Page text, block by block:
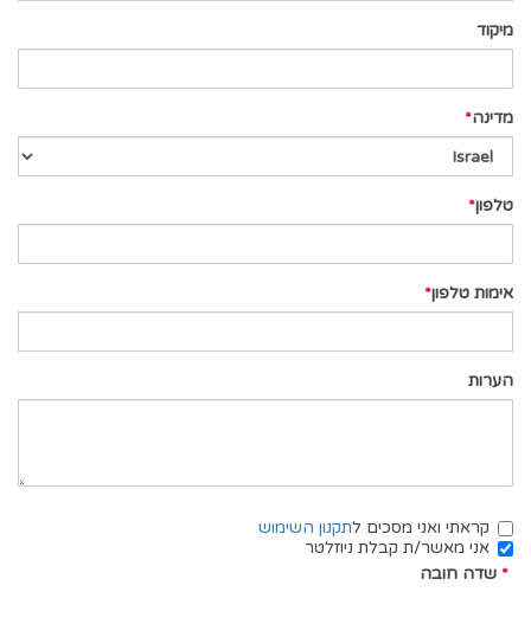
מיקוד
מדינה
טלפון
אימות טלפון
הערות
קראתי ואני מסכים לתקנון השימוש
אני מאשר/ת קבלת ניוזלטר
* שדה חובה